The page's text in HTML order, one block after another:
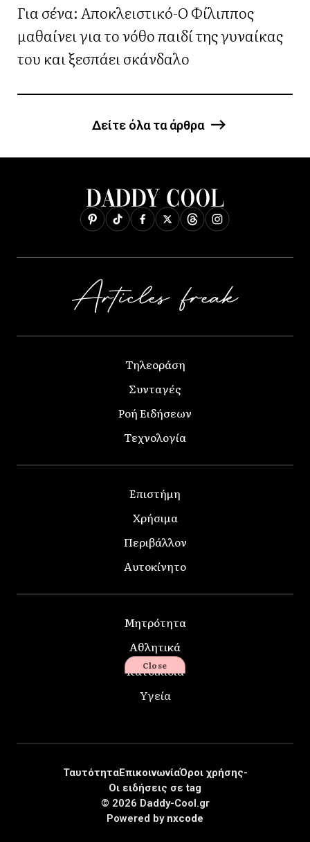
Για σένα: Αποκλειστικό-Ο Φίλιππος
μαθαίνει για το νόθο παιδί της γυναίκας
του και ξεσπάει σκάνδαλο
Δείτε όλα τα άρθρα
Τηλεοράση
Συνταγές
Ροή Ειδήσεων
Τεχνολογία
Επιστήμη
Χρήσιμα
Περιβάλλον
Αυτοκίνητο
Μητρότητα
Αθλητικά
Κατοικίδια
Υγεία
© 2026 Daddy-Cool.gr
ΤαυτότηταΕπικοινωνίαΌροι χρήσης-
Οι ειδήσεις σε tag
Powered by nxcode
Close